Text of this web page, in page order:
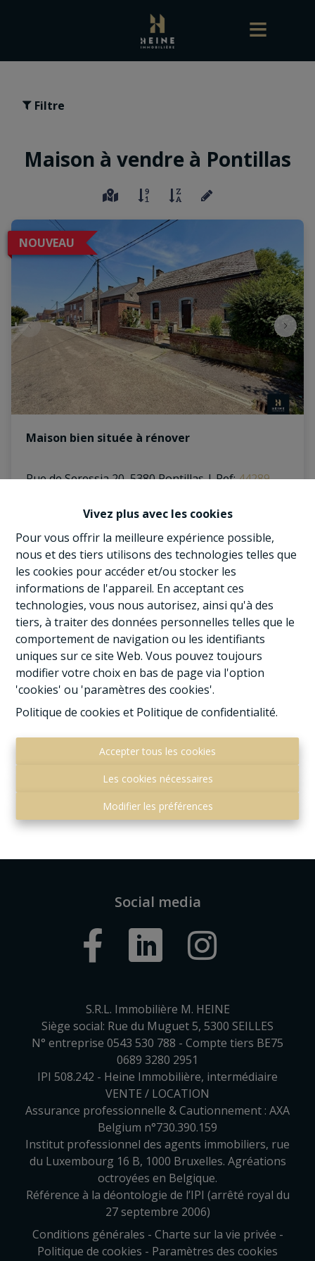
Vivez plus avec les cookies
Pour vous offrir la meilleure expérience possible,
nous et des tiers utilisons des technologies telles que
les cookies pour accéder et/ou stocker les
informations de l'appareil. En acceptant ces
technologies, vous nous autorisez, ainsi qu'à des
tiers, à traiter des données personnelles telles que le
comportement de navigation ou les identifiants
uniques sur ce site Web. Vous pouvez toujours
modifier votre choix en bas de page via l'option
'cookies' ou 'paramètres des cookies'.
Politique de cookies et Politique de confidentialité.
Accepter tous les cookies
Les cookies nécessaires
Modifier les préférences
Filtre
Maison à vendre à Pontillas
NOUVEAU
Maison bien située à rénover
Rue de Seressia 20, 5380 Pontillas|Ref: 44289
À partir de € 195.000
2 1 105.7 m²
5300 Andenne
085/23.43.66
Social media
S.R.L. Immobilière M. HEINE
Siège social: Rue du Muguet 5, 5300 SEILLES
N° entreprise 0543 530 788 - Compte tiers BE75
0689 3280 2951
IPI 508.242 - Heine Immobilière, intermédiaire
VENTE / LOCATION
Assurance professionnelle & Cautionnement : AXA
Belgium n°730.390.159
Institut professionnel des agents immobiliers, rue
du Luxembourg 16 B, 1000 Bruxelles. Agréations
octroyées en Belgique.
Référence à la déontologie de l’IPI (arrêté royal du
27 septembre 2006)
Conditions générales - Charte sur la vie privée -
Politique de cookies - Paramètres des cookies